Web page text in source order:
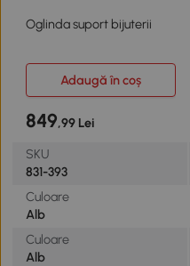
Oglinda suport bijuterii
Adaugă în coș
849,99 Lei
SKU
831-393
Culoare
Alb
Culoare
Alb